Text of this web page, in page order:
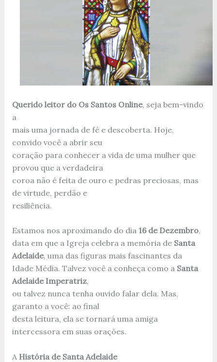
Querido leitor do Os Santos Online, seja bem-vindo
a
mais uma jornada de fé e descoberta. Hoje,
convido você a abrir seu
coração para conhecer a vida de uma mulher que
provou que a verdadeira
coroa não é feita de ouro e pedras preciosas, mas
de virtude, perdão e
resiliência.
Estamos nos aproximando do dia 16 de Dezembro,
data em que a Igreja celebra a memória de Santa
Adelaide, uma das figuras mais fascinantes da
Idade Média. Talvez você a conheça como a Santa
Adelaide Imperatriz,
ou talvez nunca tenha ouvido falar dela. Mas,
garanto a você: ao final
desta leitura, ela se tornará uma amiga
intercessora em suas orações.
A História de Santa Adelaide